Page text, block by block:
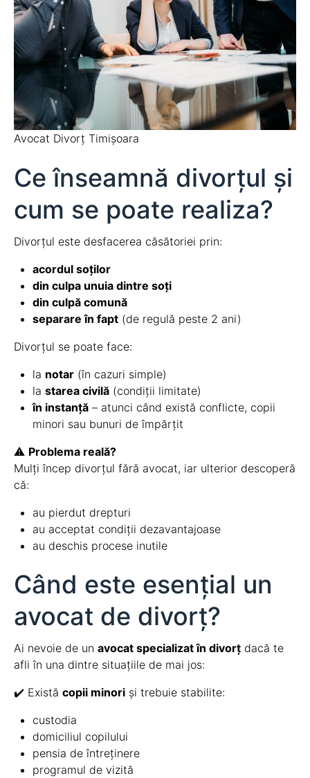
Avocat Divorț Timișoara
Ce înseamnă divorțul și
cum se poate realiza?
Divorțul este desfacerea căsătoriei prin:
acordul soților
din culpa unuia dintre soți
din culpă comună
separare în fapt (de regulă peste 2 ani)
Divorțul se poate face:
la notar (în cazuri simple)
lastarea civilă (condiții limitate)
în instanță – atunci când există conflicte, copii
minori sau bunuri de împărțit
⚠️ Problema reală?
Mulți încep divorțul fără avocat, iar ulterior descoperă
că:
au pierdut drepturi
au acceptat condiții dezavantajoase
au deschis procese inutile
Când este esențial un
avocat de divorț?
Ai nevoie de un avocat specializat în divorț dacă te
afli în una dintre situațiile de mai jos:
✔️ Există copii minori și trebuie stabilite:
custodia
domiciliul copilului
pensia de întreținere
programul de vizită